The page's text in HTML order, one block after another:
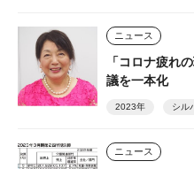
ニュース
「コロナ疲れ
議を一本化
2023年 シル
ニュース